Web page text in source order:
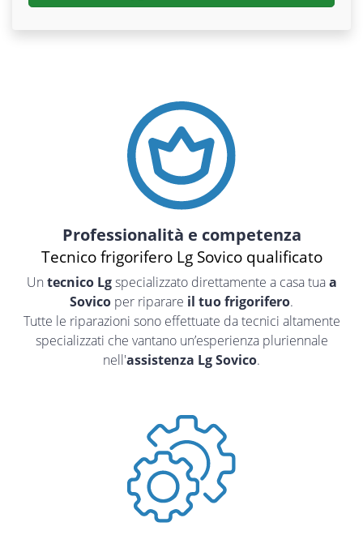
Professionalità e competenza
Tecnico frigorifero Lg Sovico qualificato
Un tecnico Lgspecializzato direttamente a casa tuaa
Sovico per riparare il tuo frigorifero.
Tutte le riparazioni sono effettuate da tecnici altamente
specializzati che vantano un’esperienza pluriennale
nell'assistenza Lg Sovico.